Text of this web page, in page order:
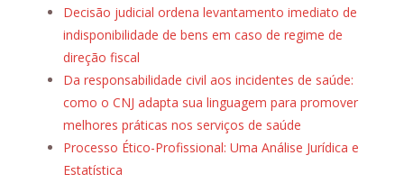
Decisão judicial ordena levantamento imediato de
indisponibilidade de bens em caso de regime de
direção fiscal
Da responsabilidade civil aos incidentes de saúde:
como o CNJ adapta sua linguagem para promover
melhores práticas nos serviços de saúde
Processo Ético-Profissional: Uma Análise Jurídica e
Estatística